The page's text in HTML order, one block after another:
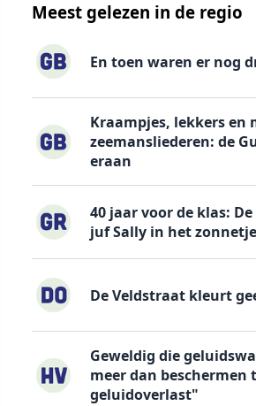
Meest gelezen in de regio
En toen waren er nog
Kraampjes, lekkers en
zeemansliederen: de
eraan
40 jaar voor de klas:
juf Sally in het zonnetje
De Veldstraat kleurt
Geweldig die
meer dan beschermen
geluidoverlast"